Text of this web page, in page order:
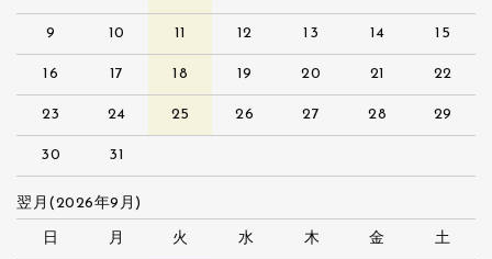
9 10 11 12 13 14 15
16 17 18 19 20 21 22
23 24 25 26 27 28 29
30 31
翌月(2026年9月)
日 月 火 水 木 金 土